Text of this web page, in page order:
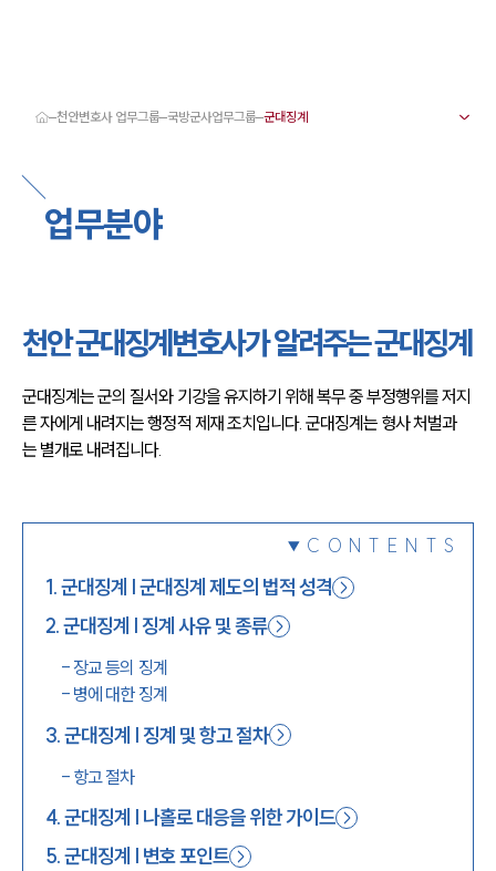
서울·대전·천안변호사
천안형사전문변호사
천안이혼전문변호사
천안학교폭력변호사
천안변호사 주요 업무사례
천안 분사무소 오시는 길
채용정보
천안변호사 업무그룹 국방군사업무그룹
업무분야
천안 군대징계변호사가 알려주는 군대징계
군대징계는 군의 질서와 기강을 유지하기 위해 복무 중 부정행위를 저지
른 자에게 내려지는 행정적 제재 조치입니다. 군대징계는 형사 처벌과
는 별개로 내려집니다.
CONTENTS
1.군대징계 | 군대징계 제도의 법적 성격
2.군대징계 | 징계 사유 및 종류
-장교 등의 징계
- 병에 대한 징계
3.군대징계 | 징계 및 항고 절차
- 항고 절차
4.군대징계 | 나홀로 대응을 위한 가이드
5.군대징계 | 변호 포인트